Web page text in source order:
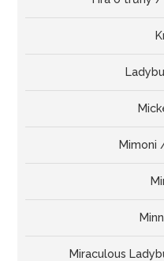
Mimoni
Miraculous